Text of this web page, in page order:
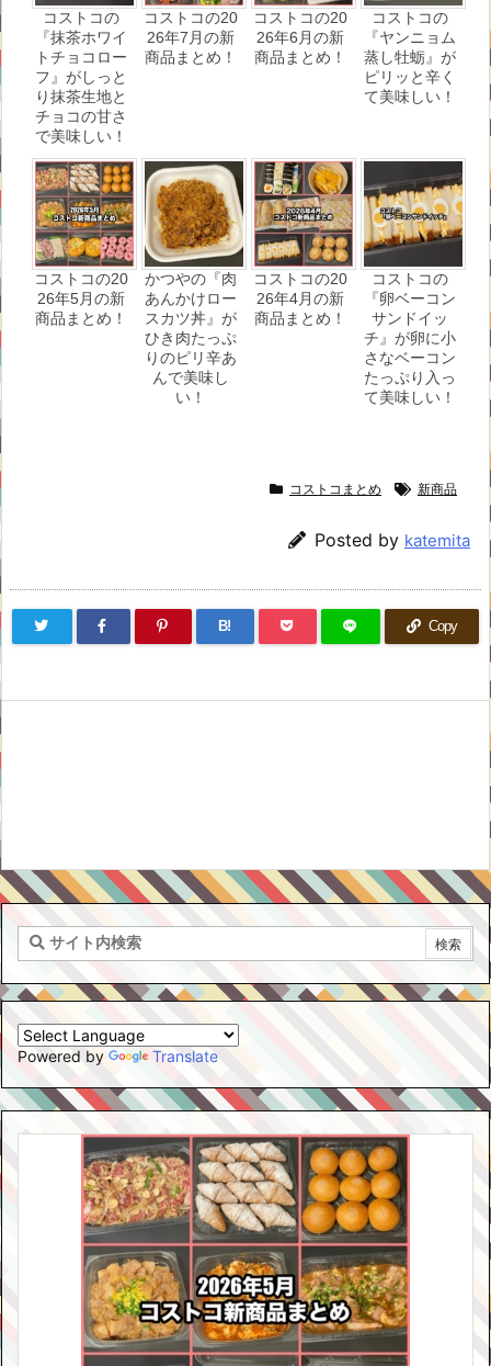
コストコの
『抹茶ホワイ
トチョコロー
フ』がしっと
り抹茶生地と
チョコの甘さ
で美味しい！
コストコの20
26年7月の新
商品まとめ！
コストコの20
26年6月の新
商品まとめ！
コストコの
『ヤンニョム
蒸し牡蛎』が
ピリッと辛く
て美味しい！
コストコの20
26年5月の新
商品まとめ！
かつやの『肉
あんかけロー
スカツ丼』が
ひき肉たっぷ
りのピリ辛あ
んで美味し
い！
コストコの20
26年4月の新
商品まとめ！
コストコの
『卵ベーコン
サンドイッ
チ』が卵に小
さなベーコン
たっぷり入っ
て美味しい！
コストコまとめ 新商品
Posted by katemita
B! Copy
Powered by Translate